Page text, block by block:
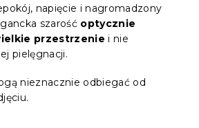
napięcie i nagromadzony
szarość optycznie
przestrzenie i nie
pielęgnacji.
nieznacznie odbiegać od